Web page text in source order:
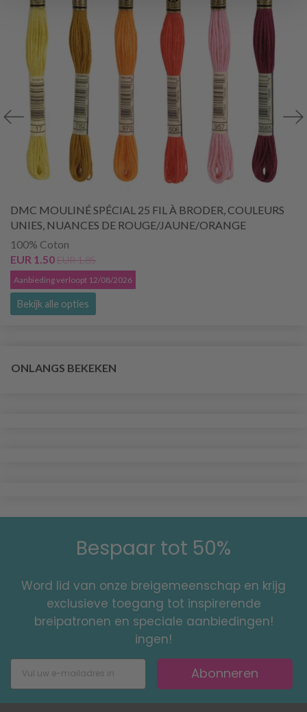
DMC MOULINÉ SPÉCIAL 25 FIL À BRODER, COULEURS
UNIES, NUANCES DE ROUGE/JAUNE/ORANGE
100% Coton
EUR 1.50EUR 1.85
Aanbieding verloopt 12/08/2026
Bekijk alle opties
ONLANGS BEKEKEN
Bespaar tot 50%
Word lid van onze breigemeenschap en krijg
exclusieve toegang tot inspirerende
breipatronen en speciale aanbiedingen!
ingen!
Abonneren